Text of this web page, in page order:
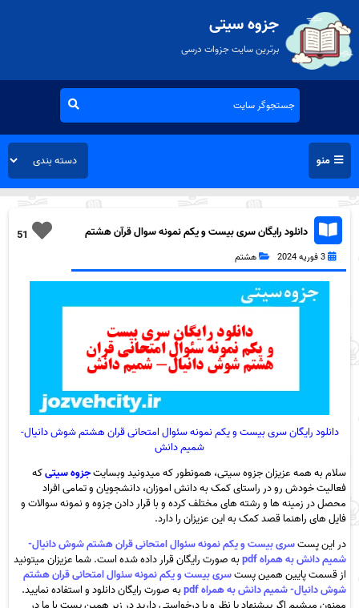
جزوه سیتی
برترین سایت جزوات درسی
منو
51
دانلود رایگان سری بیست و یکم نمونه سوال قرآن هشتم
3 فوریه 2024 هشتم
دانلود رایگان سری بیست و یکم نمونه سئوال امتحانی قران هشتم شوش دانیال-
شمیم دانش
سلام به همه عزیزان جزوه سیتی، همونطور که میدونید وبسایتجزوه سیتیکه
فعالیت خودش رو در راستای کمک به دانش اموزان، دانشجویان و تمامی افراد
محصل در زمینه ها و رشته های مختلف کرده و با قرار دادن جزوه و نمونه سوالات و
فایل های راهنما قصد کمک به این عزیزان را دارد.
در این پستسری بیست و یکم نمونه سئوال امتحانی قران هشتم شوش دانیال-
شمیم دانش به همراه pdf
به صورت رایگان قرار داده شده است. شما عزیزان میتونید
از قسمت پایین همین پستسری بیست و یکم نمونه سئوال امتحانی قران هشتم
شوش دانیال- شمیم دانش به همراه pdf
به صورت رایگان دانلود و استفاده نمایید.